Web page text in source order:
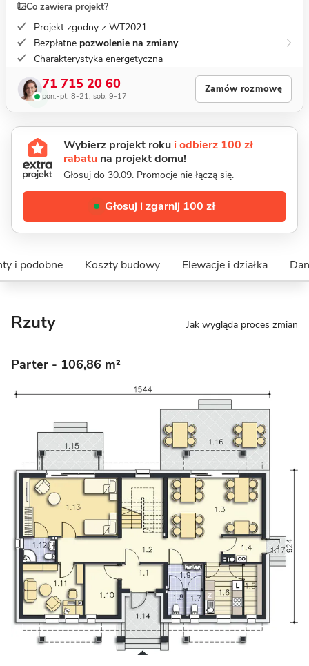
Co zawiera projekt?
Projekt zgodny z WT2021
Bezpłatne pozwolenie na zmiany
Charakterystyka energetyczna
71 715 20 60
pon.-pt. 8-21, sob. 9-17
Zamów rozmowę
Wybierz projekt roku i odbierz 100 zł
rabatu na projekt domu!
Głosuj do 30.09. Promocje nie łączą się.
Głosuj i zgarnij 100 zł
i podobne Koszty budowy Elewacje i działka
Rzuty Jak wygląda proces zmian
Parter - 106,86 m²